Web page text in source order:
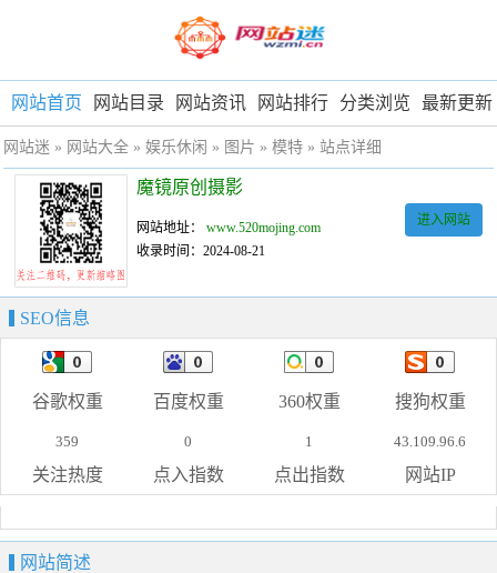
网站首页 网站目录 网站资讯 网站排行 分类浏览 最新更新
网站迷 » 网站大全 » 娱乐休闲 » 图片 » 模特 » 站点详细
魔镜原创摄影
网站地址：www.520mojing.com
收录时间：2024-08-21
进入网站
SEO信息
谷歌权重 百度权重 360权重 搜狗权重
359
关注热度
0
点入指数
1
点出指数
43.109.96.6
网站IP
网站简述